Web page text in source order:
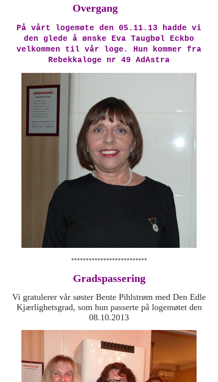
Overgang
På vårt logemøte den 05.11.13 hadde vi
den glede å ønske Eva Taugbøl Eckbo
velkommen til vår loge. Hun kommer fra
Rebekkaloge nr 49 AdAstra
**************************
Gradspassering
Vi gratulerer vår søster Bente Pihlstrøm med Den Edle
Kjærlighetsgrad, som hun passerte på logemøtet den
08.10.2013